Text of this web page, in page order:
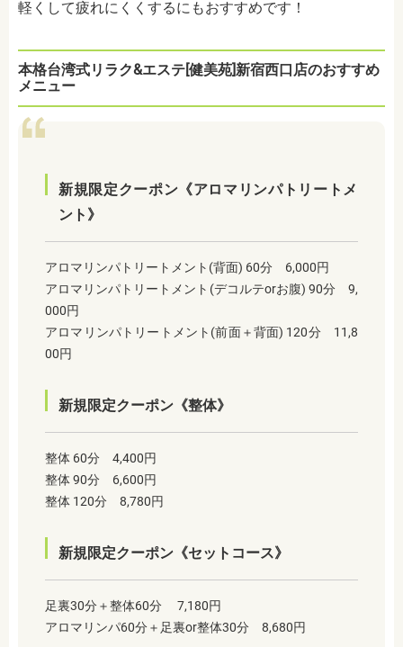
軽くして疲れにくくするにもおすすめです！
本格台湾式リラク&エステ[健美苑]新宿西口店のおすすめ
メニュー
新規限定クーポン《アロマリンパトリートメ
ント》
アロマリンパトリートメント(背面) 60分 6,000円
アロマリンパトリートメント(デコルテorお腹) 90分 9,
000円
アロマリンパトリートメント(前面＋背面) 120分 11,8
00円
新規限定クーポン《整体》
整体 60分 4,400円
整体 90分 6,600円
整体 120分 8,780円
新規限定クーポン《セットコース》
足裏30分＋整体60分 7,180円
アロマリンパ60分＋足裏or整体30分 8,680円